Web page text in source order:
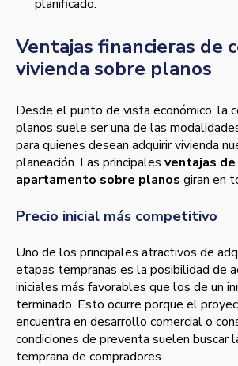
planificado.
Ventajas financieras de
vivienda sobre planos
Desde el punto de vista económico, la
planos suele ser una de las
para quienes desean adquirir vivienda
planeación. Las principales ventajas
apartamento sobre planos giran en
Precio inicial más competitivo
Uno de los principales atractivos de
etapas tempranas es la posibilidad de
iniciales más favorables que los de un
terminado. Esto ocurre porque el
encuentra en desarrollo comercial o
condiciones de preventa suelen buscar
temprana de compradores.